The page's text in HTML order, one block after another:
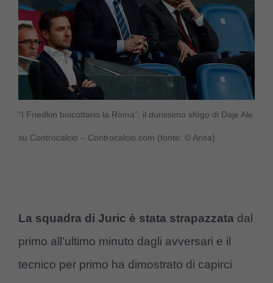
“I Friedkin boicottano la Roma”: il durissimo sfogo di Daje Ale
su Controcalcio – Controcalcio.com (fonte: © Ansa)
La squadra di Juric è stata strapazzata dal
primo all’ultimo minuto dagli avversari e il
tecnico per primo ha dimostrato di capirci